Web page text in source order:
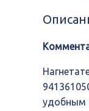
1520,
удобным